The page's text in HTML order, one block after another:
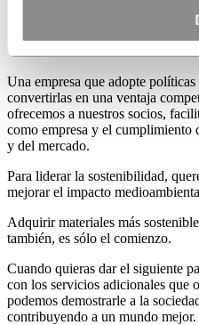
Una empresa que adopte
convertirlas en una ventaja
ofrecemos a nuestros socios,
como empresa y el cumplimiento
y del mercado.
Para liderar la sostenibilidad,
mejorar el impacto
Adquirir materiales más
también, es sólo el comienzo.
Cuando quieras dar el siguiente
con los servicios adicionales que
podemos demostrarle a la
contribuyendo a un mundo mejor.